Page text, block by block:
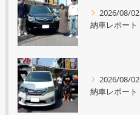
2026/08/02
納車レポート
2026/08/02
納車レポート